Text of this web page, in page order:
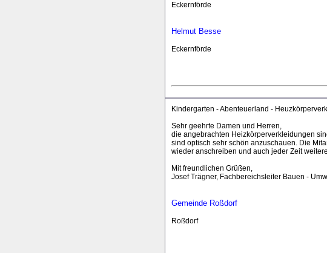
Eckernförde
Helmut Besse
Eckernförde
Kindergarten - Abenteuerland -
Sehr geehrte Damen und Herren,
die angebrachten Heizkörperverkleidungen
sind optisch sehr schön anzuschauen. Die
wieder anschreiben und auch jeder Zeit
Mit freundlichen Grüßen,
Josef Trägner, Fachbereichsleiter Bauen -
Gemeinde Roßdorf
Roßdorf